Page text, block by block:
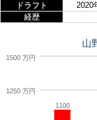
ドラフト
2020
経歴
山
1100
1250 万円
1500 万円